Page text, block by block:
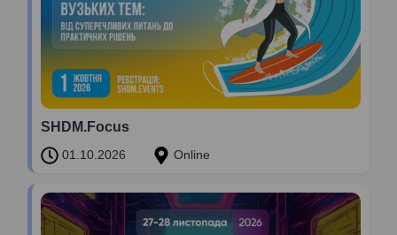
SHDM.Focus
01.10.2026 Online